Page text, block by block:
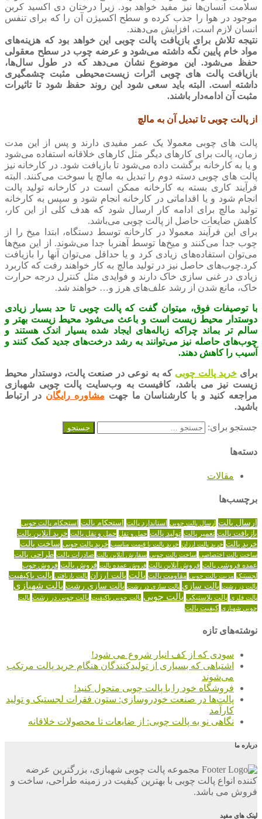
سلامت انسان‌ها نیز مفید خواهد بود. زیرا درختان دی اکسید کربن
موجود در هوا را جذب کرده و سطح اکسیژن آن را که برای تنفس
انسان لازم است، افزایش می‌دهند.
نتیجه تلاش برای بازیافت پالت چوبی این خواهد بود که هزینه‌های
مواد خام پایین نگه داشته می‌شود و عرضه چوب در سطح معقولی
حفظ می‌شود. این موضوع نشان می‌دهد که در طول سال‌ها،
بازیافت پالت های چوبی اثرات زیست‌محیطی مثبت چشمگیری
داشته است. البته باید سعی شود این روند حفظ شود تا تاثیرات
مثبت آن ادامه‌دار باشند.
از پالت چوبی تا تبدیل آن به مالچ
پالت های چوبی معمولا یک عمر مفیدی دارند و پس از این مدت
زمان، پالت برای کارهای دیگر مثل کارهای خلاقانه استفاده می‌شود
و یا به کارخانه برگشت داده می‌شود تا بازیافت شود. در کارخانه نیز
پالت های چوبی دسته دوم را تبدیل به مالچ یا سوخت می‌کنند. البته
فرآیند کاری بسته به کارخانه ممکن است در کارخانه تولید پالت
انجام شود و یا اقداماتی در کارخانه انجام شود و سپس به کارخانه
تولید مالچ برای ادامه کار ارسال شود که هدف کلی از این کار،
کاهش ضایعات حاصل از پالت چوبی می‌باشد.
برای این فرآیند معمولا در کارخانه توسط دستگاه، ابتدا میخ را از
چوب جدا می‌کنند و میخ‌ها توسط آهنربا جدا می‌شوند. از این میخ‌ها
می‌توان استفاده‌های زیادی کرد و یا حداقل می‌توان آنها را بازیافت
کرد.چوب‌های حاصل نیز در تولید مالچ به کار خواهند رفت که کاربرد
زیادی در غنی سازی خاک دارند و فوایدی مثل کنترل درجه حرارت
خاک، مانع شدن از رشد علف‌های هرز و… خواهند شد.
با توصیفات فوق، میتوان گفت که پالت چوبی تا حد بسیار زیادی
دوستدار محیط زیست است و باعث می‌شود محیط زیست بهتر و
سالم تر بماند چراکه زباله‌های ایجاد شده بسیار اندک هستند و
چوب‌های حاصله نیز می‌توانند به رشد درخت‌های جدید کمک کنند و
آسیب را کاهش دهند.
برایخرید پالت چوبی که به نوعی در صنعت پالت، دوستدار محیط
زیست نیز می باشد، کافیست به وب‌سایت پالت چوبی شهبازی
مراجعه کنید و با کارشناسان ما جهت مشاوره رایگان در ارتباط
باشید.
جستجو برای:
دسته‌ها
مقالات
برچسب‌ها
ارسال پالت ارسال پالت چوبی استاندارد پالت استحکام پالت استحکام پالت چوبی
بازیافت پالت تعمیر پالت تولید پالت حمل و نقل حمل و نقل پالت خرید آنلاین پالت
خرید پالت خرید پالت ارزان خرید پالت با قیمت مناسب خرید پالت چوبی ساخت پالت
ساخت پالت اختصاصی ساخت پالت چوبی سفارش آنلاین پالت صادرات پالت طراحی پالت
عمده فروشی پالت فروش آنلاین پالت فروش عمده پالت فروش پالت فروش چوب
لجستیک مزیت پالت چوبی مقاومت پالت پالت پالت ارزان پالت بازیافتی پالت باکیفیت
پالت در رشت پالت سازی پالت سازی در رشت پالت سازی رشت پالت شهبازی
پالت فلزی پالت پلاستیکی پالت چوبی پالت چوبی باکیفیت پالت چوبی در رشت پالت
چوبی شهبازی کیفیت پالت
نوشته‌های تازه
سودی که از کف انبار شروع می شود!
اشتباهی که بسیاری از تولیدکنندگان هنگام خرید پالت مرتکب
می‌شوند
فروشگاه خود را با پالت چوبی متحول کنید!
پالت‌ها در صنعت خودروسازی: ستون فقرات لجستیک و تولید
کارآمد
نگاهی نو به پالت چوبی: از ضایعات تا محصولات خلاقانه
درباره ما
مجموعه پالت چوبی شهبازی، بزرگترین عرضه
کننده انواع پالت چوبی با بهترین کیفیت در زمینه طراحی، ساخت و
فروش می باشد.
لینک های مفید